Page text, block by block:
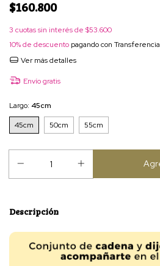
$160.800
3 cuotas sin interés de $53.600
10% de descuento pagando con Transferencia
Ver más detalles
Envío gratis
Largo: 45cm
45cm
50cm 55cm
Descripción